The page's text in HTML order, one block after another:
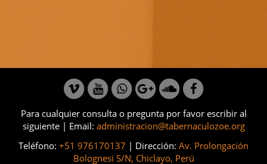
Para cualquier consulta o pregunta por favor escribir al
siguiente | Email: administracion@tabernaculozoe.org
Teléfono: +51 976170137 | Dirección: Av. Prolongación
Bolognesi S/N, Chiclayo, Perú